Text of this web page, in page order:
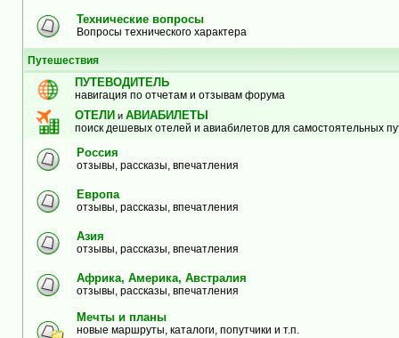
Технические вопросы
Вопросы технического характера
Путешествия
ПУТЕВОДИТЕЛЬ
навигация по отчетам и отзывам форума
ОТЕЛИ и АВИАБИЛЕТЫ
поиск дешевых отелей и авиабилетов для самостоятельных
Россия
отзывы, рассказы, впечатления
Европа
отзывы, рассказы, впечатления
Азия
отзывы, рассказы, впечатления
Африка, Америка, Австралия
отзывы, рассказы, впечатления
Мечты и планы
новые маршруты, каталоги, попутчики и т.п.